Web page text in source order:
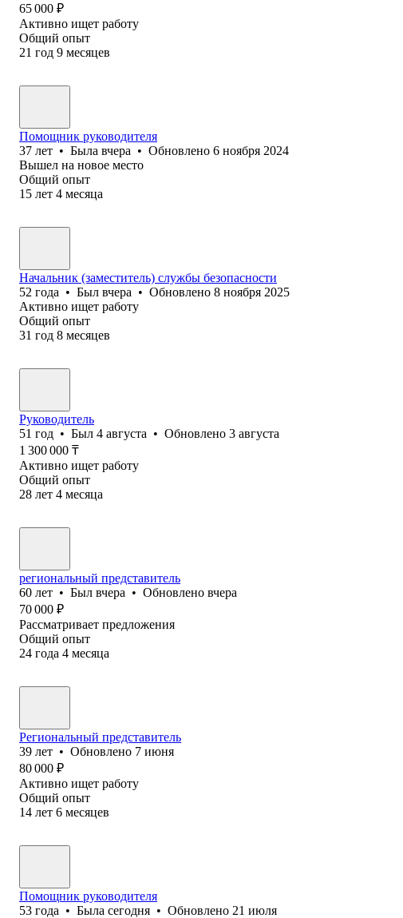
65 000 ₽
Активно ищет работу
Общий опыт
21 год 9 месяцев
Помощник руководителя
37 лет • Была вчера • Обновлено 6 ноября 2024
Вышел на новое место
Общий опыт
15 лет 4 месяца
Начальник (заместитель) службы безопасности
52 года • Был вчера • Обновлено 8 ноября 2025
Активно ищет работу
Общий опыт
31 год 8 месяцев
Руководитель
51 год • Был 4 августа • Обновлено 3 августа
1 300 000 ₸
Активно ищет работу
Общий опыт
28 лет 4 месяца
региональный представитель
60 лет • Был вчера • Обновлено вчера
70 000 ₽
Рассматривает предложения
Общий опыт
24 года 4 месяца
Региональный представитель
39 лет • Обновлено 7 июня
80 000 ₽
Активно ищет работу
Общий опыт
14 лет 6 месяцев
Помощник руководителя
53 года • Была сегодня • Обновлено 21 июля